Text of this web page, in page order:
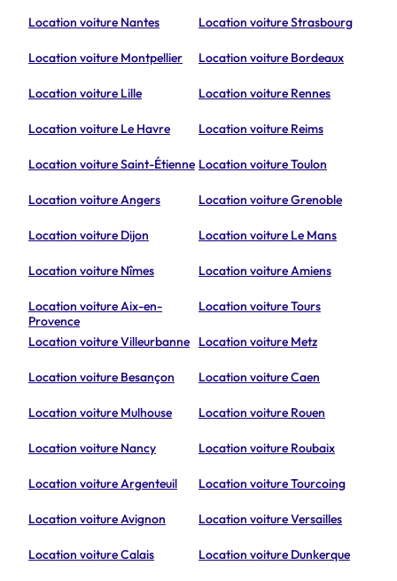
Location voiture Nantes Location voiture Strasbourg
Location voiture Montpellier Location voiture Bordeaux
Location voiture Lille Location voiture Rennes
Location voiture Le Havre Location voiture Reims
Location voiture Saint-Étienne Location voiture Toulon
Location voiture Angers Location voiture Grenoble
Location voiture Dijon Location voiture Le Mans
Location voiture Nîmes Location voiture Amiens
Location voiture Aix-en-
Provence
Location voiture Tours
Location voiture Villeurbanne Location voiture Metz
Location voiture Besançon Location voiture Caen
Location voiture Mulhouse Location voiture Rouen
Location voiture Nancy Location voiture Roubaix
Location voiture Argenteuil Location voiture Tourcoing
Location voiture Avignon Location voiture Versailles
Location voiture Calais Location voiture Dunkerque